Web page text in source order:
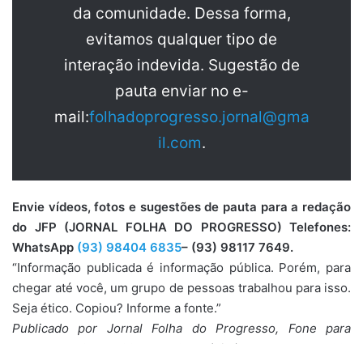
da comunidade. Dessa forma,
evitamos qualquer tipo de
interação indevida. Sugestão de
pauta enviar no e-
mail:folhadoprogresso.jornal@gma
il.com.
Envie vídeos, fotos e sugestões de pauta para a redação
do JFP (JORNAL FOLHA DO PROGRESSO) Telefones:
WhatsApp (93) 98404 6835– (93) 98117 7649.
“Informação publicada é informação pública. Porém, para
chegar até você, um grupo de pessoas trabalhou para isso.
Seja ético. Copiou? Informe a fonte.”
Publicado por Jornal Folha do Progresso, Fone para